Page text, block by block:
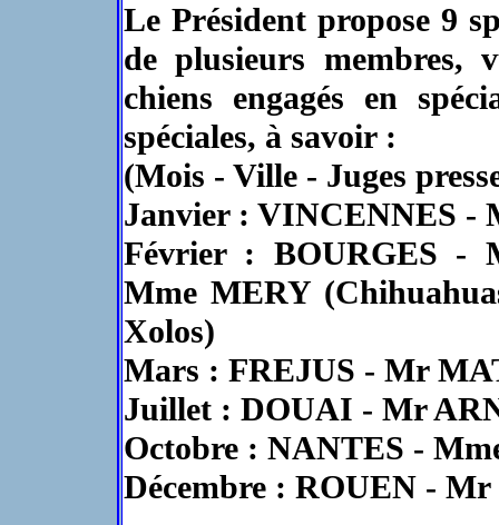
Le Président propose 9
de plusieurs membres,
chiens engagés en
spéciales, à savoir :
(Mois - Ville - Juges
Janvier : VINCENNES
Février : BOURGES -
Mme MERY
Xolos)
Mars : FREJUS - Mr
Juillet : DOUAI - Mr
Octobre : NANTES -
Décembre : ROUEN -